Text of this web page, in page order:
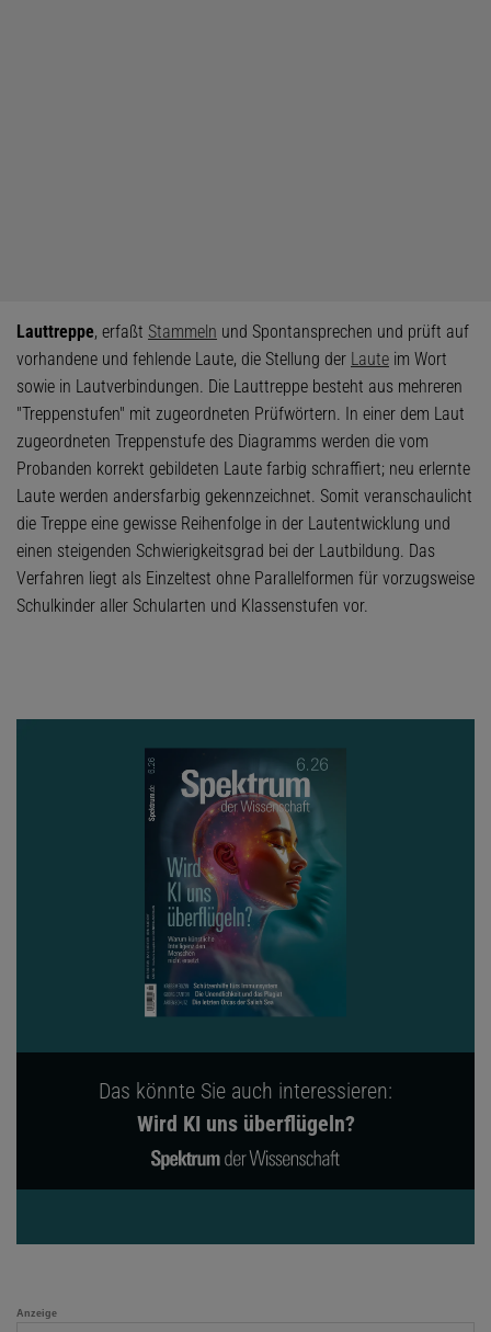
Lauttreppe, erfaßt Stammeln und Spontansprechen und prüft auf
vorhandene und fehlende Laute, die Stellung der Laute im Wort
sowie in Lautverbindungen. Die Lauttreppe besteht aus mehreren
"Treppenstufen" mit zugeordneten Prüfwörtern. In einer dem Laut
zugeordneten Treppenstufe des Diagramms werden die vom
Probanden korrekt gebildeten Laute farbig schraffiert; neu erlernte
Laute werden andersfarbig gekennzeichnet. Somit veranschaulicht
die Treppe eine gewisse Reihenfolge in der Lautentwicklung und
einen steigenden Schwierigkeitsgrad bei der Lautbildung. Das
Verfahren liegt als Einzeltest ohne Parallelformen für vorzugsweise
Schulkinder aller Schularten und Klassenstufen vor.
Das könnte Sie auch interessieren:
Wird KI uns überflügeln?
Anzeige